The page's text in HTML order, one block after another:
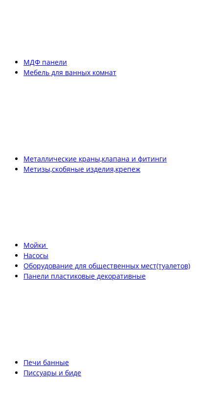
МДФ панели
Мебель для ванных комнат
Металлические краны,клапана и фитинги
Метизы,скобяные изделия,крепеж
Мойки
Насосы
Оборудование для общественных мест(туалетов)
Панели пластиковые декоративные
Печи банные
Писсуары и биде